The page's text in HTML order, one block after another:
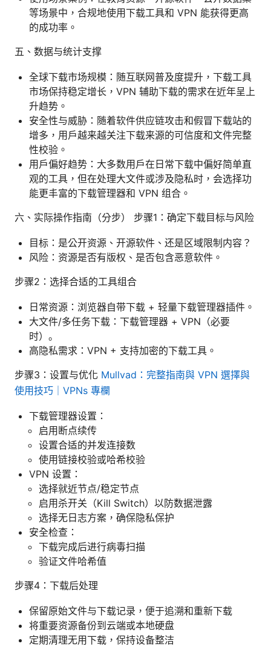
等场景中，合规地使用下载工具和 VPN 能获得更高
的成功率。
五、数据与统计支撑
全球下载市场规模：随互联网普及度提升，下载工具
市场保持稳定增长，VPN 辅助下载的需求在近年呈上
升趋势。
安全性与威胁：随着软件供应链攻击和假冒下载站的
增多，用户越来越关注下载来源的可信度和文件完整
性校验。
用户偏好趋势：大多数用户在日常下载中偏好简单直
观的工具，但在处理大文件或涉及隐私时，会选择功
能更丰富的下载管理器和 VPN 组合。
六、实际操作指南（分步） 步骤1：确定下载目标与风险
目标：是公开资源、开源软件、还是区域限制内容？
风险：资源是否有版权、是否包含恶意软件。
步骤2：选择合适的工具组合
日常资源：浏览器自带下载 + 轻量下载管理器插件。
大文件/多任务下载：下载管理器 + VPN（必要
时）。
高隐私需求：VPN + 支持加密的下载工具。
步骤3：设置与优化 Mullvad：完整指南與 VPN 選擇與
使用技巧｜VPNs 專欄
下载管理器设置：
启用断点续传
设置合适的并发连接数
使用链接校验或哈希校验
VPN 设置：
选择就近节点/稳定节点
启用杀开关（Kill Switch）以防数据泄露
选择无日志方案，确保隐私保护
安全检查：
下载完成后进行病毒扫描
验证文件哈希值
步骤4：下载后处理
保留原始文件与下载记录，便于追溯和重新下载
将重要资源备份到云端或本地硬盘
定期清理无用下载，保持设备整洁